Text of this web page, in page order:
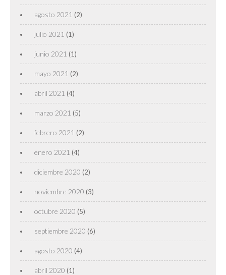
agosto 2021 (2)
julio 2021 (1)
junio 2021 (1)
mayo 2021 (2)
abril 2021 (4)
marzo 2021 (5)
febrero 2021 (2)
enero 2021 (4)
diciembre 2020 (2)
noviembre 2020 (3)
octubre 2020 (5)
septiembre 2020 (6)
agosto 2020 (4)
abril 2020 (1)